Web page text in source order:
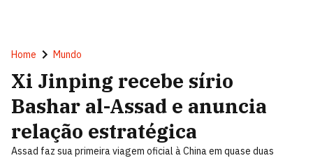
Home Mundo
Xi Jinping recebe sírio
Bashar al-Assad e anuncia
relação estratégica
Assad faz sua primeira viagem oficial à China em quase duas